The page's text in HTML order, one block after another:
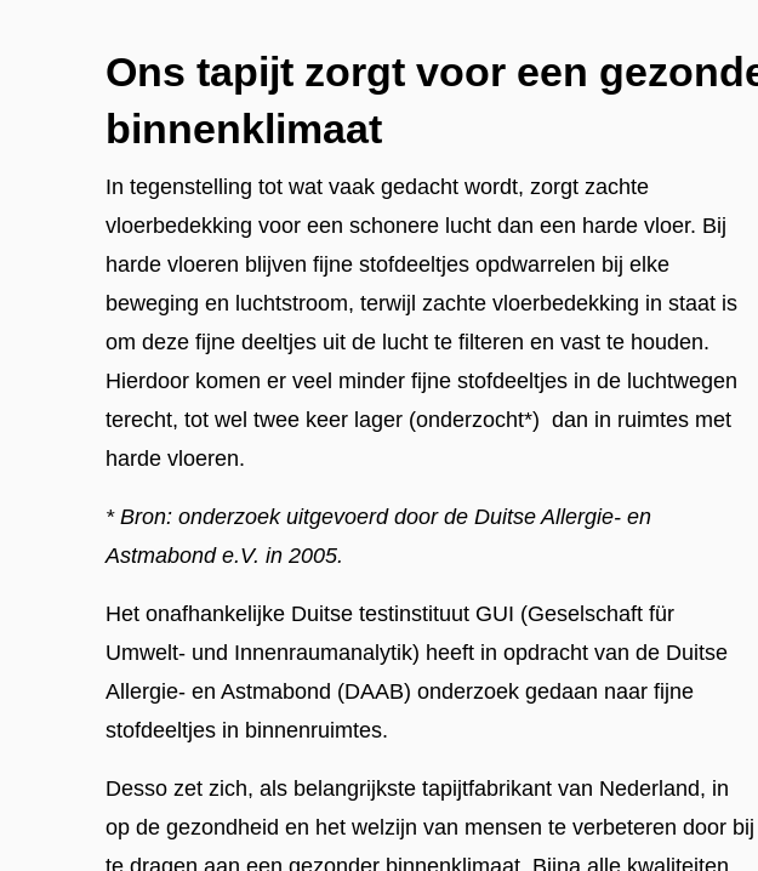
Ons tapijt zorgt voor een
binnenklimaat
In tegenstelling tot wat vaak gedacht wordt, zorgt zachte
vloerbedekking voor een schonere lucht dan een harde vloer. Bij
harde vloeren blijven fijne stofdeeltjes opdwarrelen bij elke
beweging en luchtstroom, terwijl zachte vloerbedekking in staat is
om deze fijne deeltjes uit de lucht te filteren en vast te houden.
Hierdoor komen er veel minder fijne stofdeeltjes in de luchtwegen
terecht, tot wel twee keer lager (onderzocht*) dan in ruimtes met
harde vloeren.
* Bron: onderzoek uitgevoerd door de Duitse Allergie- en
Astmabond e.V. in 2005.
Het onafhankelijke Duitse testinstituut GUI (Geselschaft für
Umwelt- und Innenraumanalytik) heeft in opdracht van de Duitse
Allergie- en Astmabond (DAAB) onderzoek gedaan naar fijne
stofdeeltjes in binnenruimtes.
Desso zet zich, als belangrijkste tapijtfabrikant van Nederland, in
op de gezondheid en het welzijn van mensen te verbeteren door bij
te dragen aan een gezonder binnenklimaat. Bijna alle kwaliteiten